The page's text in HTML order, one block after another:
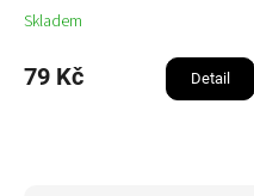
Skladem
79 Kč Detail